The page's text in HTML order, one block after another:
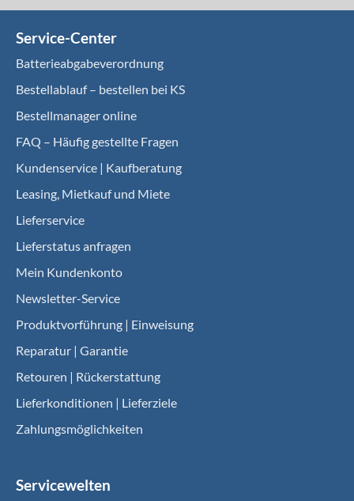
Service-Center
Batterieabgabeverordnung
Bestellablauf – bestellen bei KS
Bestellmanager online
FAQ – Häufig gestellte Fragen
Kundenservice | Kaufberatung
Leasing, Mietkauf und Miete
Lieferservice
Lieferstatus anfragen
Mein Kundenkonto
Newsletter-Service
Produktvorführung | Einweisung
Reparatur | Garantie
Retouren | Rückerstattung
Lieferkonditionen | Lieferziele
Zahlungsmöglichkeiten
Servicewelten